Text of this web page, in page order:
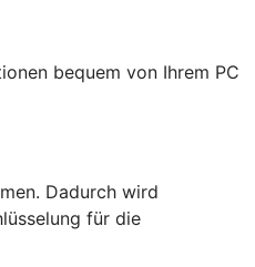
bequem von Ihrem PC
Dadurch wird
für die